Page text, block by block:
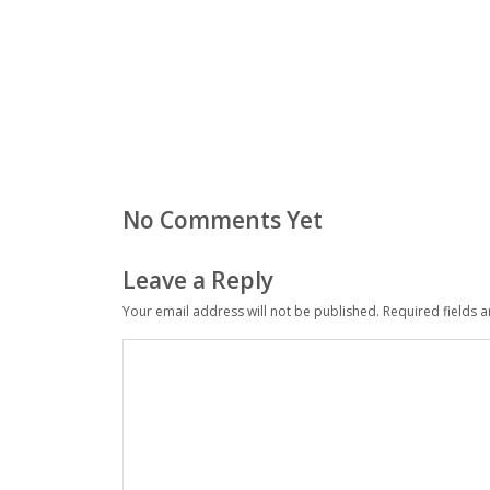
No Comments Yet
Leave a Reply
Your email address will not be published. Required fields